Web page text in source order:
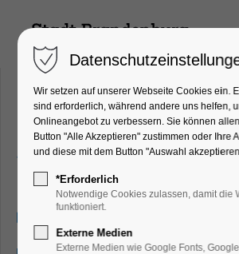
Manga-und Comic-
Zeichenwettbewerb
Kinder, Jugend, Kunst,
Wir setzen auf unserer Webseite Cookies ein.
sind erforderlich, während andere uns helfen,
Onlineangebot zu verbessern. Sie können
Button "Alle Akzeptieren" zustimmen oder Ihre
und diese mit dem Button "Auswahl
*Erforderlich
Notwendige Cookies zulassen, damit die
funktioniert.
Externe Medien
Externe Medien wie Google Fonts,